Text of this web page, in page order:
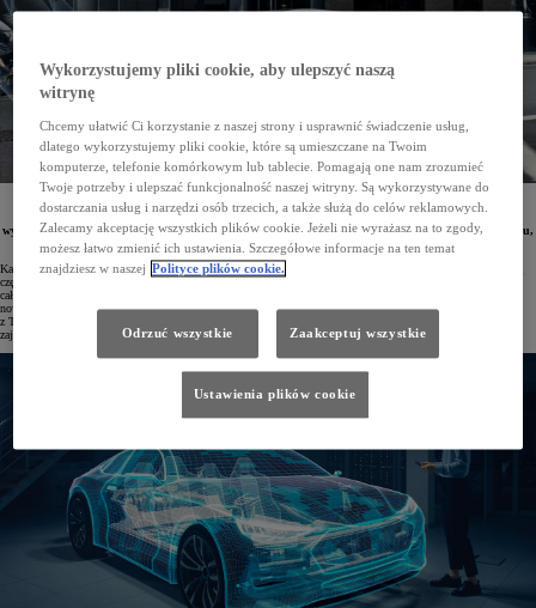
Toyota stawia bezpieczeństwo kierowców na pierwszym miejscu. Już ponad 50 milionów pojazdów
marki wyposażono w zaawansowane systemy Toyota Safety Sense, które pomagają zapobiegać
wypadkom lub ograniczać ich konsekwencje. Dzięki temu Toyota konsekwentnie dąży do swojego celu,
jakim jest całkowite wyeliminowanie wypadków drogowych.
Każdego roku Toyota inwestuje w badania i rozwój kwotę odpowiadającą około 32,3 mld zł, z czego znaczną
część przeznacza na innowacje w zakresie bezpieczeństwa pojazdów i ruchu drogowego. Misją koncernu jest
całkowite wyeliminowanie wypadków, dlatego w laboratoriach i ośrodkach badawczych nieustannie powstają
nowe rozwiązania zwiększające bezpieczeństwo. Kluczową rolę w tym procesie odgrywają inżynierowie
z Toyota Research Institute oraz Toyota Collaborative Safety Research Center – czołowych jednostek marki
zajmujących się technologiami ochrony kierowców i pasażerów.
Wykorzystujemy pliki cookie, aby ulepszyć naszą
witrynę
Chcemy ułatwić Ci korzystanie z naszej strony i usprawnić świadczenie usług,
dlatego wykorzystujemy pliki cookie, które są umieszczane na Twoim
komputerze, telefonie komórkowym lub tablecie. Pomagają one nam zrozumieć
Twoje potrzeby i ulepszać funkcjonalność naszej witryny. Są wykorzystywane do
dostarczania usług i narzędzi osób trzecich, a także służą do celów reklamowych.
Zalecamy akceptację wszystkich plików cookie. Jeżeli nie wyrażasz na to zgody,
możesz łatwo zmienić ich ustawienia. Szczegółowe informacje na ten temat
znajdziesz w naszej Polityce plików cookie.
Odrzuć wszystkie Zaakceptuj wszystkie
Ustawienia plików cookie